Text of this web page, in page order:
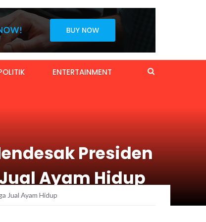
ENTERTAINMENT
Presiden
Ayam Hidup
Jual Ayam Hidup